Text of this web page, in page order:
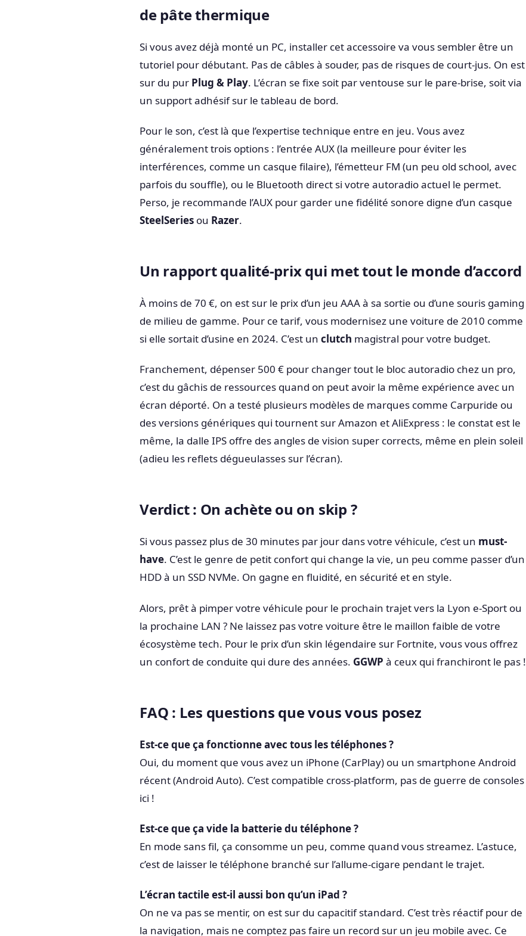
de pâte thermique
Si vous avez déjà monté un PC, installer cet accessoire va vous sembler être un
tutoriel pour débutant. Pas de câbles à souder, pas de risques de court-jus. On est
sur du pur Plug & Play. L’écran se fixe soit par ventouse sur le pare-brise, soit via
un support adhésif sur le tableau de bord.
Pour le son, c’est là que l’expertise technique entre en jeu. Vous avez
généralement trois options : l’entrée AUX (la meilleure pour éviter les
interférences, comme un casque filaire), l’émetteur FM (un peu old school, avec
parfois du souffle), ou le Bluetooth direct si votre autoradio actuel le permet.
Perso, je recommande l’AUX pour garder une fidélité sonore digne d’un casque
SteelSeries ou Razer.
Un rapport qualité-prix qui met tout le monde d’accord
À moins de 70 €, on est sur le prix d’un jeu AAA à sa sortie ou d’une souris gaming
de milieu de gamme. Pour ce tarif, vous modernisez une voiture de 2010 comme
si elle sortait d’usine en 2024. C’est un clutch magistral pour votre budget.
Franchement, dépenser 500 € pour changer tout le bloc autoradio chez un pro,
c’est du gâchis de ressources quand on peut avoir la même expérience avec un
écran déporté. On a testé plusieurs modèles de marques comme Carpuride ou
des versions génériques qui tournent sur Amazon et AliExpress : le constat est le
même, la dalle IPS offre des angles de vision super corrects, même en plein soleil
(adieu les reflets dégueulasses sur l’écran).
Verdict : On achète ou on skip ?
Si vous passez plus de 30 minutes par jour dans votre véhicule, c’est un must-
have. C’est le genre de petit confort qui change la vie, un peu comme passer d’un
HDD à un SSD NVMe. On gagne en fluidité, en sécurité et en style.
Alors, prêt à pimper votre véhicule pour le prochain trajet vers la Lyon e-Sport ou
la prochaine LAN ? Ne laissez pas votre voiture être le maillon faible de votre
écosystème tech. Pour le prix d’un skin légendaire sur Fortnite, vous vous offrez
un confort de conduite qui dure des années. GGWP à ceux qui franchiront le pas !
FAQ : Les questions que vous vous posez
Est-ce que ça fonctionne avec tous les téléphones ?
Oui, du moment que vous avez un iPhone (CarPlay) ou un smartphone Android
récent (Android Auto). C’est compatible cross-platform, pas de guerre de consoles
ici !
Est-ce que ça vide la batterie du téléphone ?
En mode sans fil, ça consomme un peu, comme quand vous streamez. L’astuce,
c’est de laisser le téléphone branché sur l’allume-cigare pendant le trajet.
L’écran tactile est-il aussi bon qu’un iPad ?
On ne va pas se mentir, on est sur du capacitif standard. C’est très réactif pour de
la navigation, mais ne comptez pas faire un record sur un jeu mobile avec. Ce